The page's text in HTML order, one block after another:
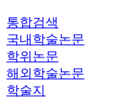
통합검색
국내학술논문
학위논문
해외학술논문
학술지